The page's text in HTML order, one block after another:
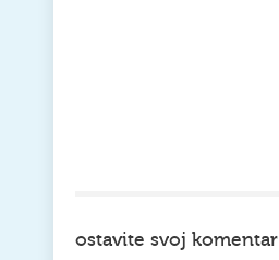
ostavite svoj komentar